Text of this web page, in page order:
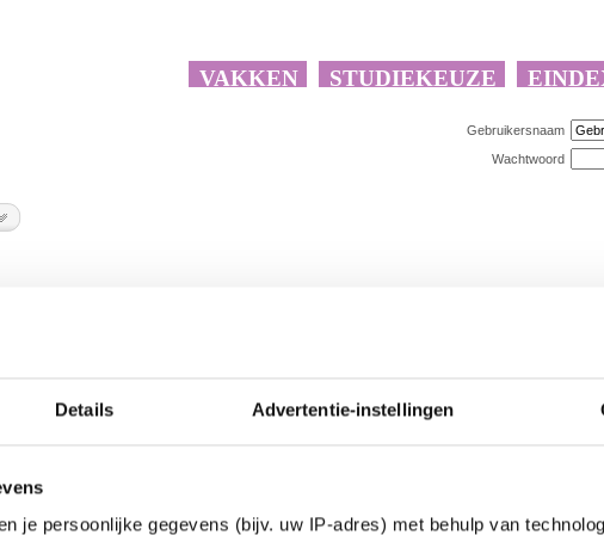
Details Advertentie-instellingen
je persoonlijke gegevens (bijv. uw IP-adres) met behulp van
Gebruikersnaam
Wachtwoord